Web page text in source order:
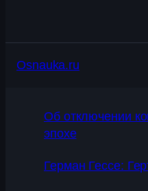
Osnauka.ru
Об отключении
эпохе
Герман Гессе: